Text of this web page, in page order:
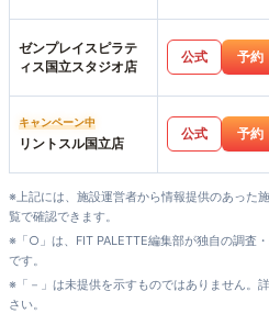
ゼンプレイスピラテ
ィス国立スタジオ店
公式 予約
キャンペーン中
リントスル国立店
公式 予約
※上記には、施設運営者から情報提供のあった
覧で確認できます。
※「○」は、FIT PALETTE編集部が独自の調査
です。
※「－」は未提供を示すものではありません。
さい。